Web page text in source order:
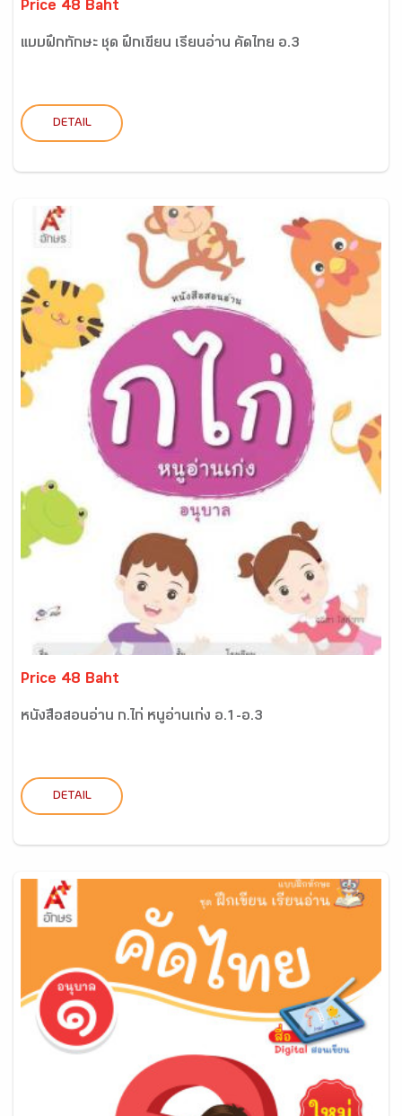
Price 48 Baht
แบบฝึกทักษะ ชุด ฝึกเขียน เรียนอ่าน คัดไทย อ.3
DETAIL
Price 48 Baht
หนังสือสอนอ่าน ก.ไก่ หนูอ่านเก่ง อ.1-อ.3
DETAIL